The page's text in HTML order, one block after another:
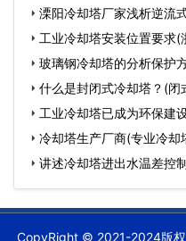
溧阳冷却塔厂家浅析逆流
却…工业冷却塔安装位置要求
玻璃钢冷却塔的分析保护
么…什么是封闭式冷却塔？(
工业冷却塔已成为环保建
冷却塔生产厂商(专业冷
讲述冷却塔进出水温差控
CopyRight © 2021-2024版权